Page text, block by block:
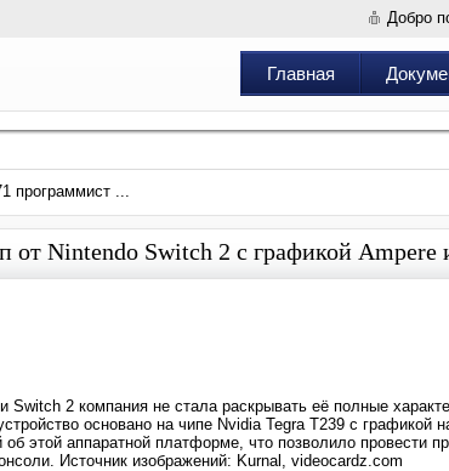
Добро
Главная
программист ...
от Nintendo Switch 2 с графикой Ampere
Switch 2 компания не стала раскрывать её полные
основано на чипе Nvidia Tegra T239 с графикой
этой аппаратной платформе, что позволило провести
Источник изображений: Kurnal, videocardz.com